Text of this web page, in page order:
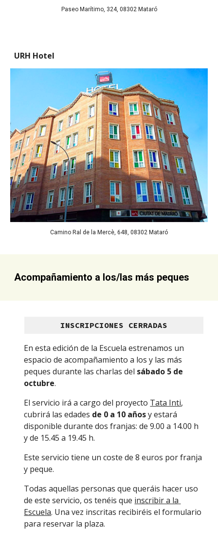
Paseo Marítimo, 324, 08302 Mataró
URH Hotel
Camino Ral de la Mercè, 648, 08302 Mataró
Acompañamiento a los/las más peques
INSCRIPCIONES CERRADAS
En esta edición de la Escuela estrenamos un
espacio de acompañamiento a los y las más
peques durante las charlas del sábado 5 de
octubre.
El servicio irá a cargo del proyecto Tata Inti,
cubrirá las edades de 0 a 10 años y estará
disponible durante dos franjas: de 9.00 a 14.00 h
y de 15.45 a 19.45 h.
Este servicio tiene un coste de 8 euros por franja
y peque.
Todas aquellas personas que queráis hacer uso
de este servicio, os tenéis que inscribir a la
Escuela. Una vez inscritas recibiréis el formulario
para reservar la plaza.